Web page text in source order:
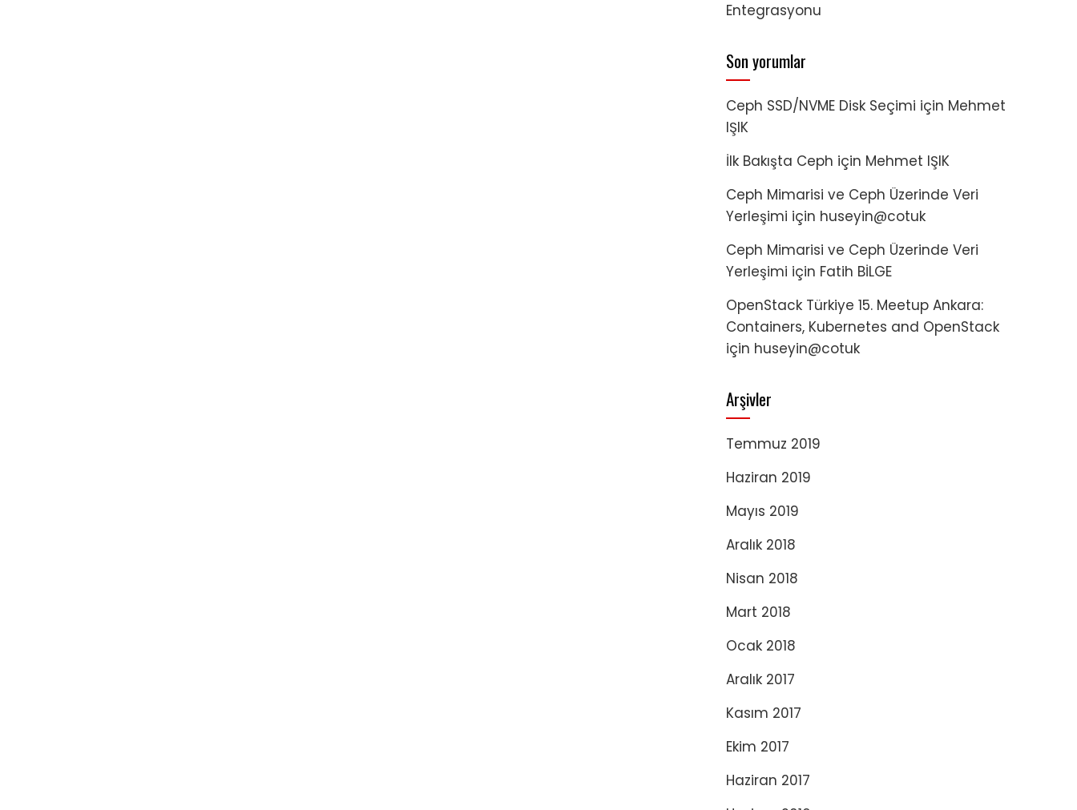
Entegrasyonu
Son yorumlar
Ceph SSD/NVME Disk Seçimi için Mehmet
IŞIK
İlk Bakışta Ceph için Mehmet IŞIK
Ceph Mimarisi ve Ceph Üzerinde Veri
Yerleşimi için huseyin@cotuk
Ceph Mimarisi ve Ceph Üzerinde Veri
Yerleşimi için Fatih BİLGE
OpenStack Türkiye 15. Meetup Ankara:
Containers, Kubernetes and OpenStack
için huseyin@cotuk
Arşivler
Temmuz 2019
Haziran 2019
Mayıs 2019
Aralık 2018
Nisan 2018
Mart 2018
Ocak 2018
Aralık 2017
Kasım 2017
Ekim 2017
Haziran 2017